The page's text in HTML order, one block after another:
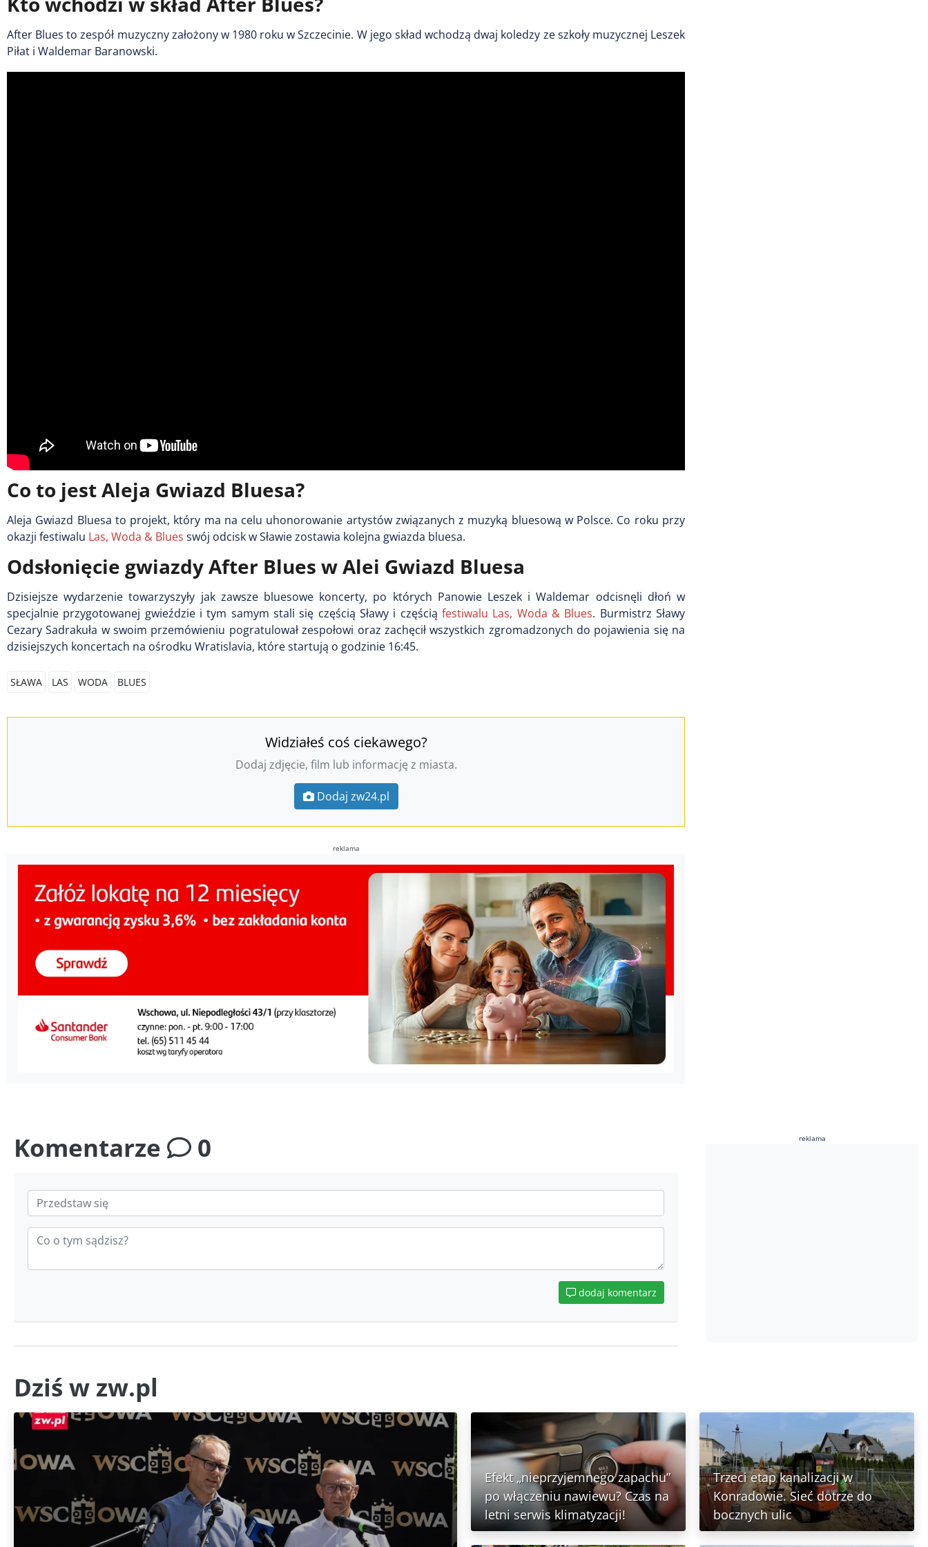
After Blues to zespół muzyczny założony w 1980 roku w Szczecinie. W jego skład wchodzą dwaj koledzy ze szkoły muzycznej Leszek
Piłat i Waldemar Baranowski.
Co to jest Aleja Gwiazd Bluesa?
Aleja Gwiazd Bluesa to projekt, który ma na celu uhonorowanie artystów związanych z muzyką bluesową w Polsce. Co roku przy
okazji festiwalu Las, Woda & Blues swój odcisk w Sławie zostawia kolejna gwiazda bluesa.
Odsłonięcie gwiazdy After Blues w Alei Gwiazd Bluesa
Dzisiejsze wydarzenie towarzyszyły jak zawsze bluesowe koncerty, po których Panowie Leszek i Waldemar odcisnęli dłoń w
specjalnie przygotowanej gwieździe i tym samym stali się częścią Sławy i częścią festiwalu Las, Woda & Blues. Burmistrz Sławy
Cezary Sadrakuła w swoim przemówieniu pogratulował zespołowi oraz zachęcił wszystkich zgromadzonych do pojawienia się na
dzisiejszych koncertach na ośrodku Wratislavia, które startują o godzinie 16:45.
SŁAWA LAS WODA BLUES
Widziałeś coś ciekawego?
Dodaj zdjęcie, film lub informację z miasta.
Dodaj zw24.pl
reklama
Komentarze 0
dodaj komentarz
reklama
Dziś w zw.pl
Efekt „nieprzyjemnego zapachu”
po włączeniu nawiewu? Czas na
letni serwis klimatyzacji!
Trzeci etap kanalizacji w
Konradowie. Sieć dotrze do
bocznych ulic